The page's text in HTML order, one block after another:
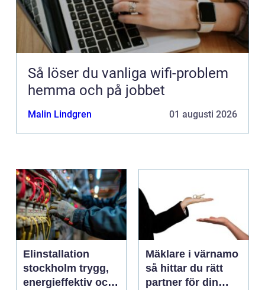
Så löser du vanliga wifi-problem
hemma och på jobbet
Malin Lindgren 01 augusti 2026
Elinstallation
stockholm trygg,
energieffektiv och
Mäklare i värnamo
så hittar du rätt
partner för din